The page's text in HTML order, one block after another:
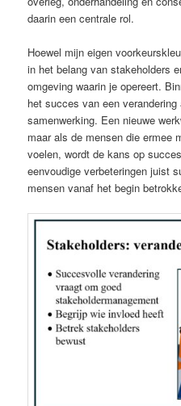
daarin een centrale rol.
Hoewel mijn eigen
in het belang van stakeholders
omgeving waarin je opereert.
het succes van een
samenwerking. Een nieuwe
maar als de mensen die ermee
voelen, wordt de kans op
eenvoudige verbeteringen juist
mensen vanaf het begin